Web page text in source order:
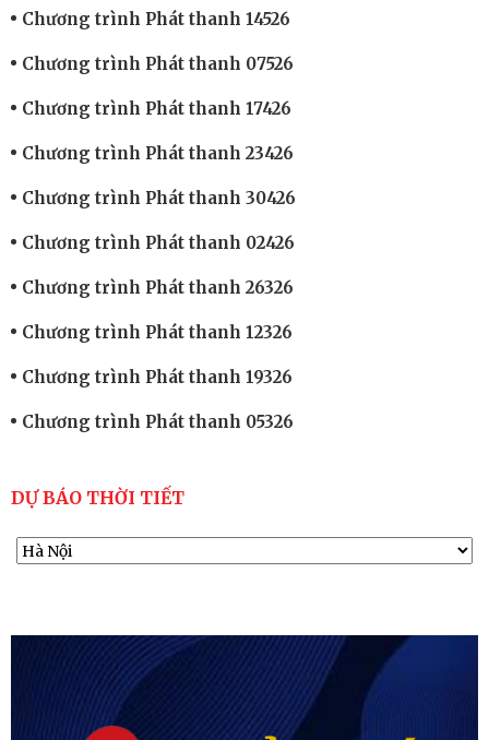
Chương trình Phát thanh 14526
Chương trình Phát thanh 07526
Chương trình Phát thanh 17426
Chương trình Phát thanh 23426
Chương trình Phát thanh 30426
Chương trình Phát thanh 02426
Chương trình Phát thanh 26326
Chương trình Phát thanh 12326
Chương trình Phát thanh 19326
Chương trình Phát thanh 05326
DỰ BÁO THỜI TIẾT